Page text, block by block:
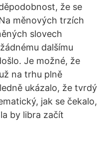
že se
měnových trzích
slovech
dalšímu
Je možné, že
na trhu plně
ukázalo, že tvrdý
jak se čekalo,
by libra začít